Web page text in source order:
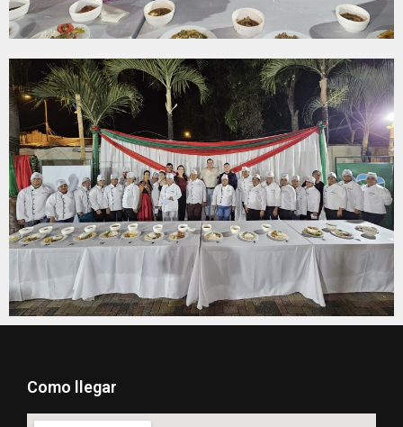
Como llegar